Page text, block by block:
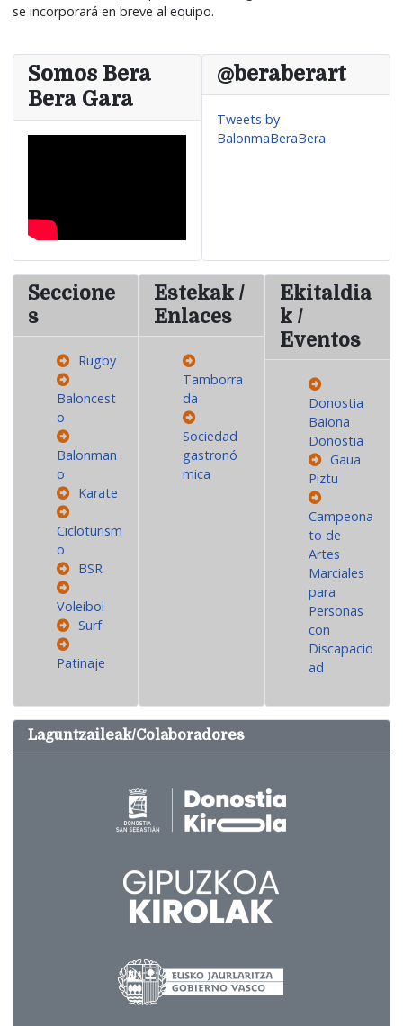
se incorporará en breve al equipo.
Somos Bera
Bera Gara
@beraberart
Tweets by
BalonmaBeraBera
Seccione
s
Rugby
Baloncest
o
Balonman
o
Karate
Cicloturism
o
BSR
Voleibol
Surf
Patinaje
Estekak /
Enlaces
Tamborra
da
Sociedad
gastronó
mica
Ekitaldia
k /
Eventos
Donostia
Baiona
Donostia
Gaua
Piztu
Campeona
to de
Artes
Marciales
para
Personas
con
Discapacid
ad
Laguntzaileak/Colaboradores